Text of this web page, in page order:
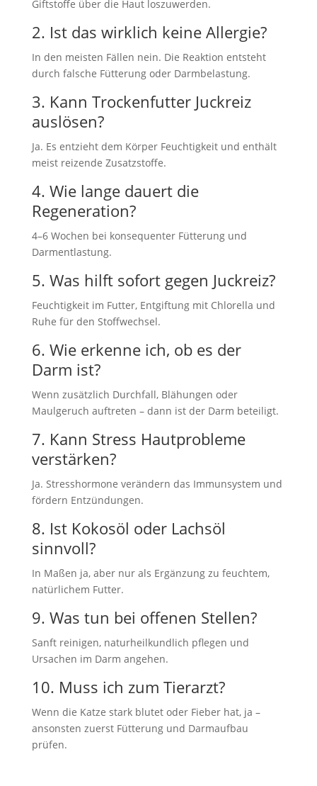
Giftstoffe über die Haut loszuwerden.
2. Ist das wirklich keine Allergie?
In den meisten Fällen nein. Die Reaktion entsteht
durch falsche Fütterung oder Darmbelastung.
3. Kann Trockenfutter Juckreiz
auslösen?
Ja. Es entzieht dem Körper Feuchtigkeit und enthält
meist reizende Zusatzstoffe.
4. Wie lange dauert die
Regeneration?
4–6 Wochen bei konsequenter Fütterung und
Darmentlastung.
5. Was hilft sofort gegen Juckreiz?
Feuchtigkeit im Futter, Entgiftung mit Chlorella und
Ruhe für den Stoffwechsel.
6. Wie erkenne ich, ob es der
Darm ist?
Wenn zusätzlich Durchfall, Blähungen oder
Maulgeruch auftreten – dann ist der Darm beteiligt.
7. Kann Stress Hautprobleme
verstärken?
Ja. Stresshormone verändern das Immunsystem und
fördern Entzündungen.
8. Ist Kokosöl oder Lachsöl
sinnvoll?
In Maßen ja, aber nur als Ergänzung zu feuchtem,
natürlichem Futter.
9. Was tun bei offenen Stellen?
Sanft reinigen, naturheilkundlich pflegen und
Ursachen im Darm angehen.
10. Muss ich zum Tierarzt?
Wenn die Katze stark blutet oder Fieber hat, ja –
ansonsten zuerst Fütterung und Darmaufbau
prüfen.